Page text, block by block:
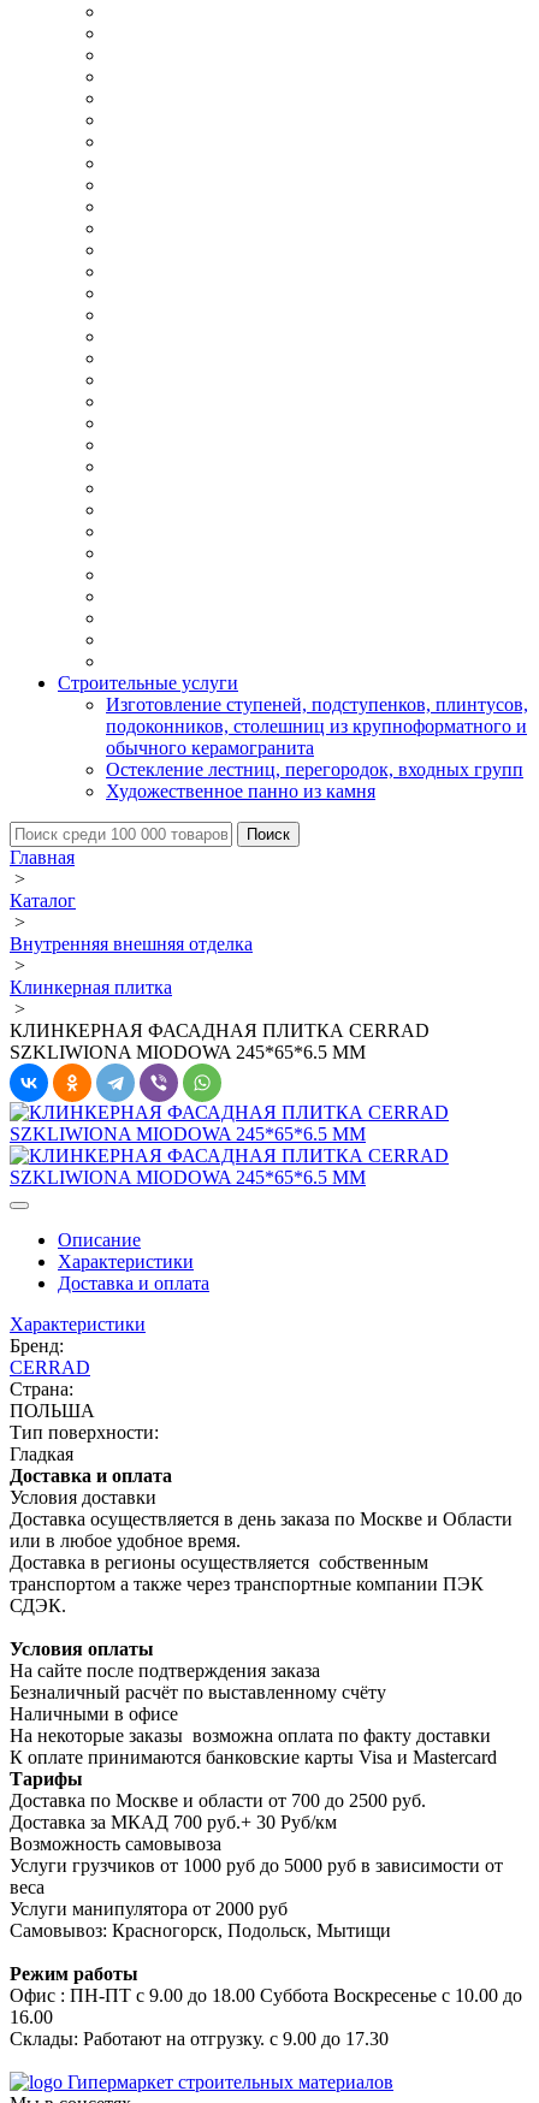
Строительные услуги
Изготовление ступеней, подступенков, плинтусов,
подоконников, столешниц из крупноформатного и
обычного керамогранита
Остекление лестниц, перегородок, входных групп
Художественное панно из камня
Главная
>
Каталог
>
Внутренняя внешняя отделка
>
Клинкерная плитка
>
КЛИНКЕРНАЯ ФАСАДНАЯ ПЛИТКА CERRAD
SZKLIWIONA MIODOWA 245*65*6.5 ММ
Описание
Характеристики
Доставка и оплата
Характеристики
Бренд:
CERRAD
Страна:
ПОЛЬША
Тип поверхности:
Гладкая
Доставка и оплата
Условия доставки
Доставка осуществляется в день заказа по Москве и Области
или в любое удобное время.
Доставка в регионы осуществляется собственным
транспортом а также через транспортные компании ПЭК
СДЭК.
Условия оплаты
На сайте после подтверждения заказа
Безналичный расчёт по выставленному счёту
Наличными в офисе
На некоторые заказы возможна оплата по факту доставки
К оплате принимаются банковские карты Visa и Masterсard
Тарифы
Доставка по Москве и области от 700 до 2500 руб.
Доставка за МКАД 700 руб.+ 30 Руб/км
Возможность самовывоза
Услуги грузчиков от 1000 руб до 5000 руб в зависимости от
веса
Услуги манипулятора от 2000 руб
Самовывоз: Красногорск, Подольск, Мытищи
Режим работы
Офис : ПН-ПТ с 9.00 до 18.00 Суббота Воскресенье с 10.00 до
16.00
Склады: Работают на отгрузку. с 9.00 до 17.30
Гипермаркет строительных материалов